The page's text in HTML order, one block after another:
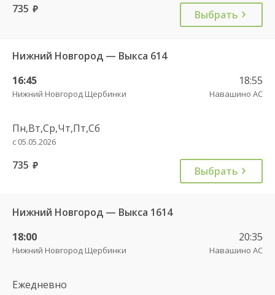
735 руб. Выбрать
Нижний Новгород — Выкса 614
16:45
Нижний Новгород Щербинки
18:55
Навашино АС
Пн,Вт,Ср,Чт,Пт,Сб
с 05.05.2026
735 руб. Выбрать
Нижний Новгород — Выкса 1614
18:00
Нижний Новгород Щербинки
20:35
Навашино АС
Ежедневно